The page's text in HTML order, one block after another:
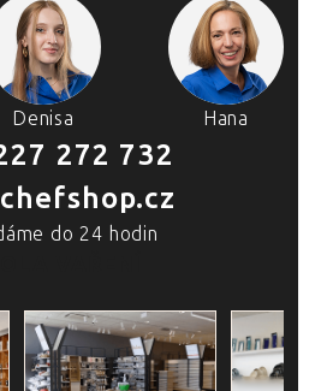
Denisa Hana
272 732
do 24 hodin